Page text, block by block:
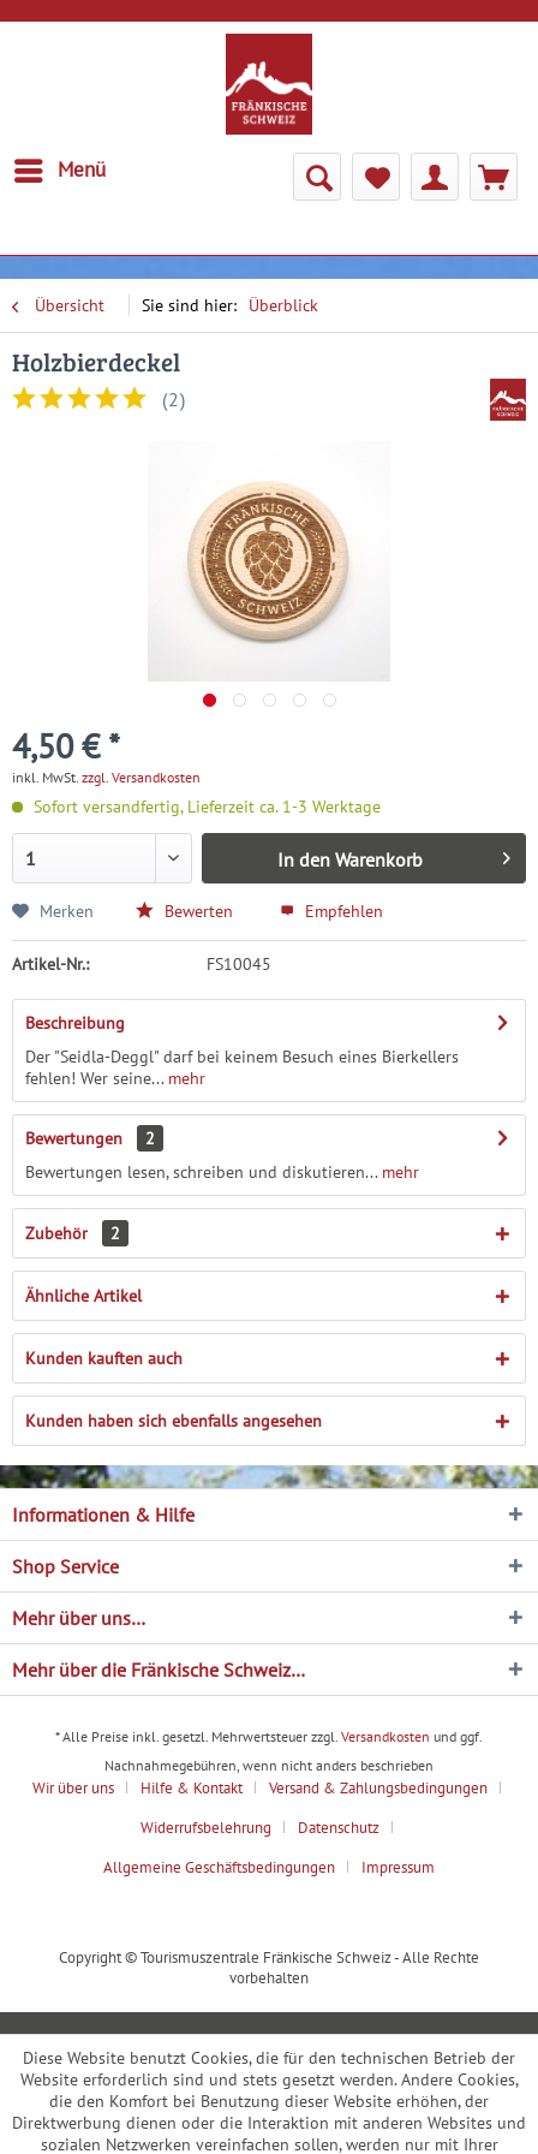
Menü
Übersicht Überblick
Holzbierdeckel
(2)
4,50 € *
inkl. MwSt. zzgl. Versandkosten
Sofort versandfertig, Lieferzeit ca. 1-3 Werktage
In den Warenkorb
Merken Bewerten Empfehlen
Artikel-Nr.: FS10045
Beschreibung
Der "Seidla-Deggl" darf bei keinem Besuch eines Bierkellers
fehlen! Wer seine...mehr
Bewertungen
2
Bewertungen lesen, schreiben und diskutieren...mehr
Zubehör 2
Ähnliche Artikel
Kunden kauften auch
Kunden haben sich ebenfalls angesehen
Informationen & Hilfe
Shop Service
Mehr über uns…
Mehr über die Fränkische Schweiz…
* Alle Preise inkl. gesetzl. Mehrwertsteuer zzgl. Versandkosten und ggf.
Nachnahmegebühren, wenn nicht anders beschrieben
Wir über uns Hilfe & Kontakt
Versand & Zahlungsbedingungen
Widerrufsbelehrung
Datenschutz
Allgemeine Geschäftsbedingungen
Impressum
Copyright © Tourismuszentrale Fränkische Schweiz - Alle Rechte
vorbehalten
Diese Website benutzt Cookies, die für den technischen Betrieb der
Website erforderlich sind und stets gesetzt werden. Andere Cookies,
die den Komfort bei Benutzung dieser Website erhöhen, der
Direktwerbung dienen oder die Interaktion mit anderen Websites und
sozialen Netzwerken vereinfachen sollen, werden nur mit Ihrer